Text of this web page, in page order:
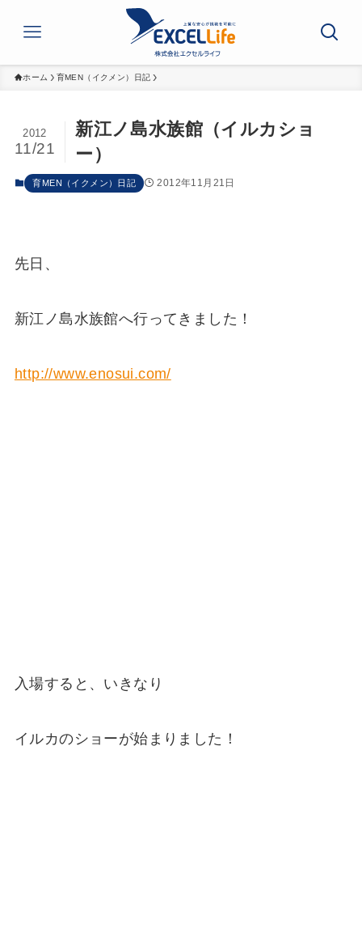
ホーム 育MEN（イクメン）日記
新江ノ島水族館（イルカショ
ー）
2012
11/21
育MEN（イクメン）日記 2012年11月21日
先日、
新江ノ島水族館へ行ってきました！
http://www.enosui.com/
入場すると、いきなり
イルカのショーが始まりました！